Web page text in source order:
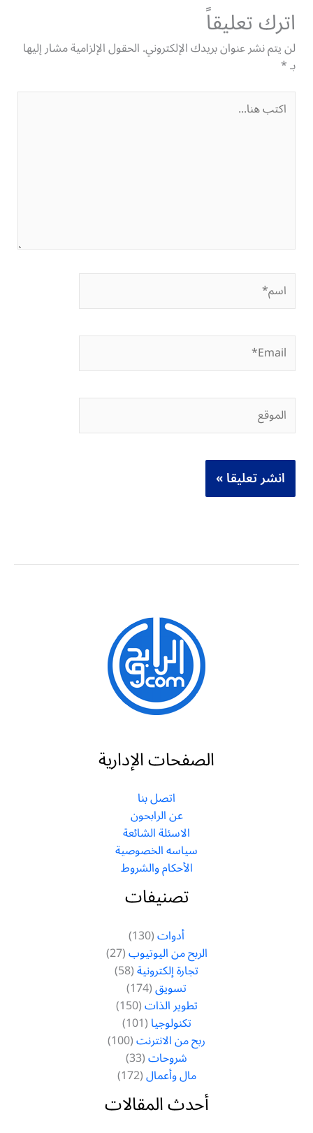
اترك تعليقاً
لن يتم نشر عنوان بريدك الإلكتروني.الحقول الإلزامية مشار إليها
بـ*
اكتب
هنا...
اسم*
Email*
الموقع
الصفحات الإدارية
اتصل بنا
عن الرابحون
الاسئلة الشائعة
سياسه الخصوصية
الأحكام والشروط
تصنيفات
أدوات(130)
الربح من اليوتيوب(27)
تجارة إلكترونية(58)
تسويق(174)
تطوير الذات(150)
تكنولوجيا(101)
ربح من الانترنت(100)
شروحات(33)
مال وأعمال(172)
أحدث المقالات